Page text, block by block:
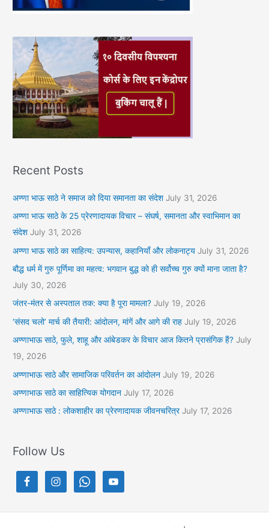
Recent Posts
अण्णा भाऊ साठे ने समाज को दिया समानता का संदेश July 31, 2026
अण्णा भाऊ साठे के 25 प्रेरणादायक विचार – संघर्ष, समानता और स्वाभिमान का
संदेश July 31, 2026
अण्णा भाऊ साठे का साहित्य: उपन्यास, कहानियाँ और लोकनाट्य July 31, 2026
बौद्ध धर्म में गुरु पूर्णिमा का महत्व: भगवान बुद्ध को ही सर्वोच्च गुरु क्यों माना जाता है?
July 30, 2026
जंतर-मंतर से अस्पताल तक: क्या है पूरा मामला? July 19, 2026
‘संसद चलो’ मार्च की तैयारी: आंदोलन, मांगें और आगे की राह July 19, 2026
अण्णाभाऊ साठे, फुले, शाहू और आंबेडकर के विचार आज कितने प्रासंगिक हैं? July
19, 2026
अण्णाभाऊ साठे और सामाजिक परिवर्तन का आंदोलन July 19, 2026
अण्णाभाऊ साठे का साहित्यिक योगदान July 17, 2026
अण्णाभाऊ साठे : लोकशाहीर का प्रेरणादायक जीवनचरित्र July 17, 2026
Follow Us